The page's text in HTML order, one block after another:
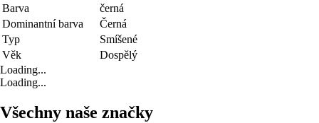
Barva
černá
Dominantní barva
Černá
Typ
Smíšené
Věk
Dospělý
Loading...
Loading...
Všechny naše značky